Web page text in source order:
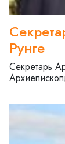
Рунге
Секретарь